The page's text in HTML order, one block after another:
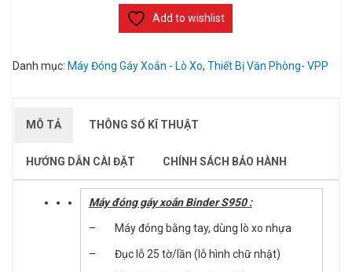
Add to wishlist
Danh mục: Máy Đóng Gáy Xoắn - Lò Xo, Thiết Bị Văn Phòng- VPP
MÔ TẢ THÔNG SỐ KĨ THUẬT
HƯỚNG DẪN CÀI ĐẶT CHÍNH SÁCH BẢO HÀNH
Máy đóng gáy xoắn Binder S950 :
– Máy đóng bằng tay, dùng lò xo nhựa
– Đục lỗ 25 tờ/lần (lỗ hình chữ nhật)
ĐĂNG KÝ TƯ VẤN
Họ và tên
Số điện thoại
Sản phẩm vừa được thêm vào giỏ
hàng